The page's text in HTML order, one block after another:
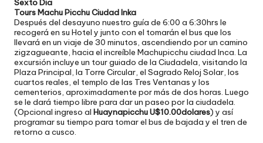
Sexto Dia
Tours Machu Picchu Ciudad Inka
Después del desayuno nuestro guía de 6:00 a 6:30hrs le
recogerá en su Hotel y junto con el tomarán el bus que los
llevará en un viaje de 30 minutos, ascendiendo por un camino
zigzagueante, hacia el increíble Machupicchu ciudad Inca. La
excursión incluye un tour guiado de la Ciudadela, visitando la
Plaza Principal, la Torre Circular, el Sagrado Reloj Solar, los
cuartos reales, el templo de las Tres Ventanas y los
cementerios, aproximadamente por más de dos horas. Luego
se le dará tiempo libre para dar un paseo por la ciudadela.
(Opcional ingreso al Huaynapicchu U$10.00dolares) y así
programar su tiempo para tomar el bus de bajada y el tren de
retorno a cusco.